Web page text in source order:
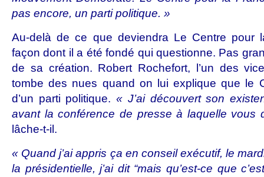
pas encore, un parti politique. »
Au-delà de ce que deviendra Le Centre pour
façon dont il a été fondé qui questionne. Pas
de sa création. Robert Rochefort, l’un des
tombe des nues quand on lui explique que le
d’un parti politique.« J’ai découvert son
avant la conférence de presse à laquelle vous
lâche-t-il.
« Quand j’ai appris ça en conseil exécutif, le
la présidentielle, j’ai dit “mais qu’est-ce que